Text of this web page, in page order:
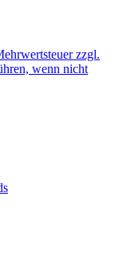
zzgl.
wenn nicht